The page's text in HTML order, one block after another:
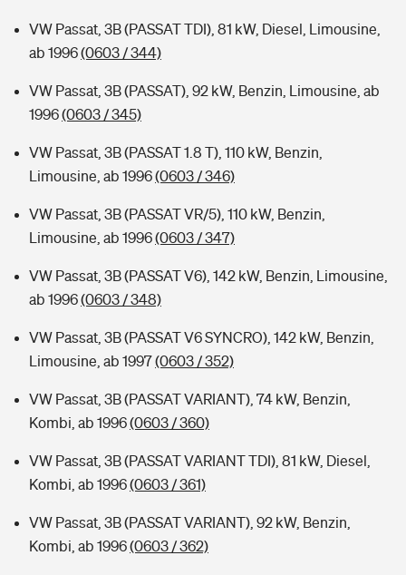
VW Passat, 3B (PASSAT TDI), 81 kW, Diesel, Limousine,
ab 1996(0603 / 344)
VW Passat, 3B (PASSAT), 92 kW, Benzin, Limousine, ab
1996(0603 / 345)
VW Passat, 3B (PASSAT 1.8 T), 110 kW, Benzin,
Limousine, ab 1996(0603 / 346)
VW Passat, 3B (PASSAT VR/5), 110 kW, Benzin,
Limousine, ab 1996(0603 / 347)
VW Passat, 3B (PASSAT V6), 142 kW, Benzin, Limousine,
ab 1996(0603 / 348)
VW Passat, 3B (PASSAT V6 SYNCRO), 142 kW, Benzin,
Limousine, ab 1997(0603 / 352)
VW Passat, 3B (PASSAT VARIANT), 74 kW, Benzin,
Kombi, ab 1996(0603 / 360)
VW Passat, 3B (PASSAT VARIANT TDI), 81 kW, Diesel,
Kombi, ab 1996(0603 / 361)
VW Passat, 3B (PASSAT VARIANT), 92 kW, Benzin,
Kombi, ab 1996(0603 / 362)